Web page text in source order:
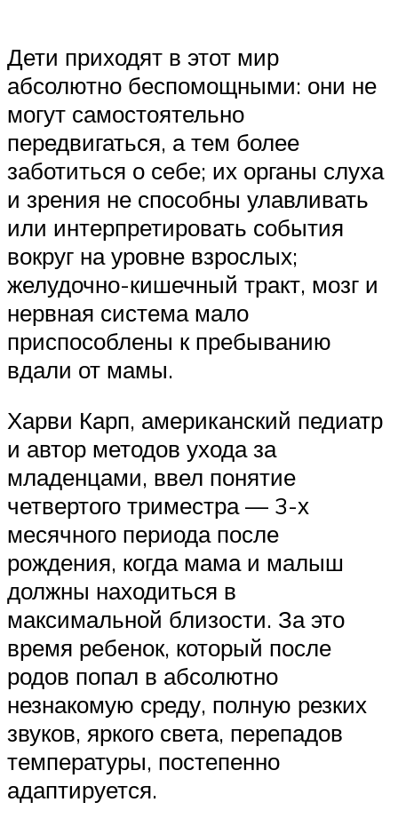
Дети приходят в этот мир
абсолютно беспомощными: они не
могут самостоятельно
передвигаться, а тем более
заботиться о себе; их органы слуха
и зрения не способны улавливать
или интерпретировать события
вокруг на уровне взрослых;
желудочно-кишечный тракт, мозг и
нервная система мало
приспособлены к пребыванию
вдали от мамы.
Харви Карп, американский педиатр
и автор методов ухода за
младенцами, ввел понятие
четвертого триместра — 3-х
месячного периода после
рождения, когда мама и малыш
должны находиться в
максимальной близости. За это
время ребенок, который после
родов попал в абсолютно
незнакомую среду, полную резких
звуков, яркого света, перепадов
температуры, постепенно
адаптируется.